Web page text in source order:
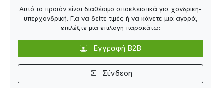
Αυτό το προϊόν είναι διαθέσιμο αποκλειστικά για χονδρική-
υπερχονδρική. Για να δείτε τιμές ή να κάνετε μια αγορά,
επιλέξτε μια επιλογή παρακάτω:
Εγγραφή B2B
Σύνδεση